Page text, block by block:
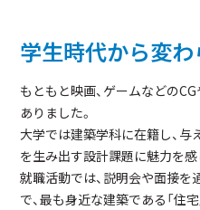
学生時代から変わ
もともと映画、ゲームなどの
ありました。
大学では建築学科に在籍し、
を生み出す設計課題に魅力を
就職活動では、説明会や面接
で、最も身近な建築である「住